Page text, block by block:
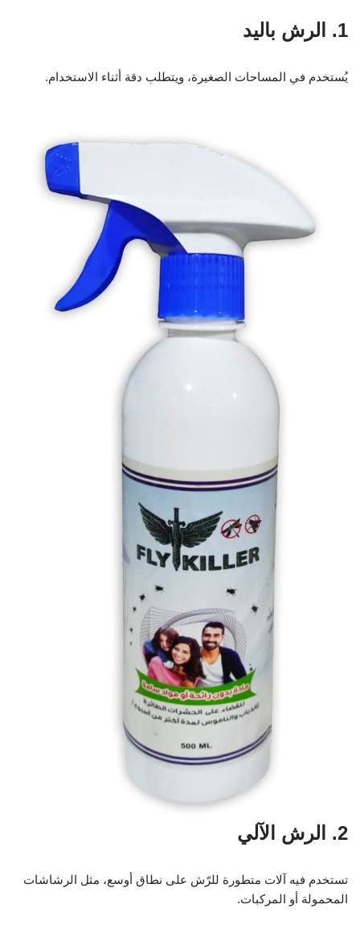
1. الرش باليد
يُستخدم في المساحات الصغيرة، ويتطلب دقة أثناء الاستخدام.
2. الرش الآلي
تستخدم فيه آلات متطورة للرّش على نطاق أوسع، مثل الرشاشات
المحمولة أو المركبات.